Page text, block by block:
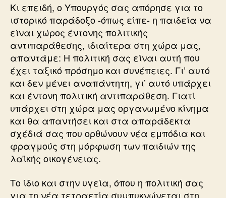
Κι επειδή, ο Υπουργός σας απόρησε για το
ιστορικό παράδοξο -όπως είπε- η παιδεία να
είναι χώρος έντονης πολιτικής
αντιπαράθεσης, ιδιαίτερα στη χώρα μας,
απαντάμε: Η πολιτική σας είναι αυτή που
έχει ταξικό πρόσημο και συνέπειες. Γι’ αυτό
και δεν μένει αναπάντητη, γι’ αυτό υπάρχει
και έντονη πολιτική αντιπαράθεση. Γιατί
υπάρχει στη χώρα μας οργανωμένο κίνημα
και θα απαντήσει και στα απαράδεκτα
σχέδιά σας που ορθώνουν νέα εμπόδια και
φραγμούς στη μόρφωση των παιδιών της
λαϊκής οικογένειας.
Το ίδιο και στην υγεία, όπου η πολιτική σας
για τη νέα τετραετία συμπυκνώνεται στη